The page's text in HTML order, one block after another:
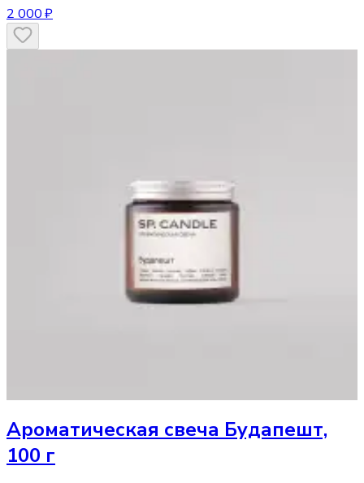
2 000 ₽
Ароматическая свеча Будапешт,
100 г